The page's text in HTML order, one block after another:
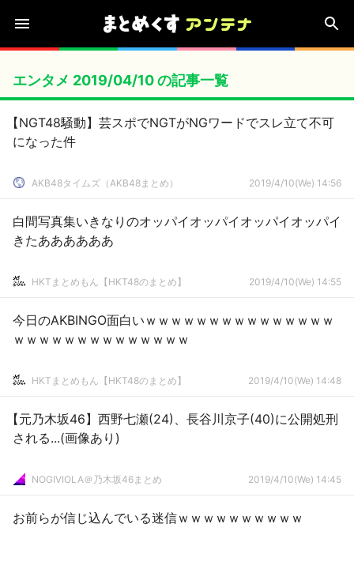
エンタメ 2019/04/10 の記事一覧
【NGT48騒動】芸スポでNGTがNGワードでスレ立て不可
になった件
AKB48タイムズ（AKB48まとめ） 2019/4/10(We) 14:56
白間写真集いきなりのオッパイオッパイオッパイオッパイ
きたああああああ
HKTまとめもん【HKT48のまとめ】 2019/4/10(We) 14:55
今日のAKBINGO面白いｗｗｗｗｗｗｗｗｗｗｗｗｗｗｗ
ｗｗｗｗｗｗｗｗｗｗｗｗｗｗ
HKTまとめもん【HKT48のまとめ】 2019/4/10(We) 14:48
【元乃木坂46】西野七瀬(24)、長谷川京子(40)に公開処刑
される...(画像あり)
NOGIVIOLA＠乃木坂46まとめ 2019/4/10(We) 14:45
お前らが信じ込んでいる迷信ｗｗｗｗｗｗｗｗｗｗ